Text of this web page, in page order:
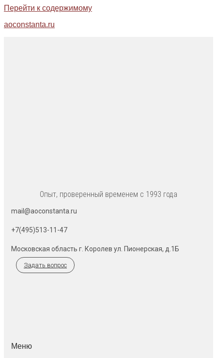
Перейти к содержимому
aoconstanta.ru
Опыт, проверенный временем с 1993 года
mail@aoconstanta.ru
+7(495)513-11-47
Московская область г. Королев ул. Пионерская, д.1Б
Задать вопрос
Меню